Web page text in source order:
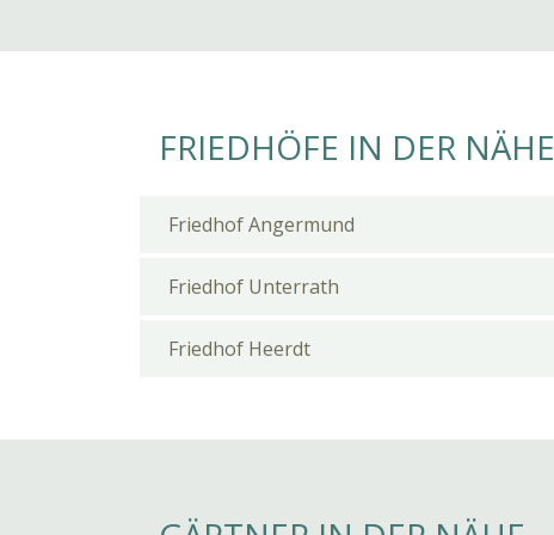
FRIEDHÖFE IN DER NÄHE
Friedhof Angermund
Friedhof Unterrath
Friedhof Heerdt